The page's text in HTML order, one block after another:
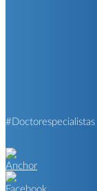
#Doctorespecialistas